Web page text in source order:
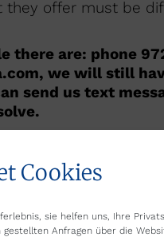
Cookies
sie helfen uns, Ihre
Anfragen über die
offer must be
are: phone
we will still
send us text
your
our technicians, in
the reference of
it will